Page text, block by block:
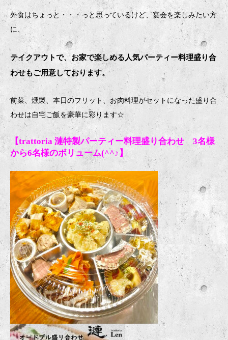
外食はちょっと・・・っと思っているけど、宴会を楽しみたい方
に、
テイクアウトで、お家で楽しめる人気パーティー料理盛り合
わせもご用意しております。
前菜、燻製、本日のフリット、お肉料理がセットになった盛り合
わせは自宅ご飯を豪華に彩ります☆
【trattoria 漣特製パーティー料理盛り合わせ 3名様
から6名様のボリューム(^^♪】